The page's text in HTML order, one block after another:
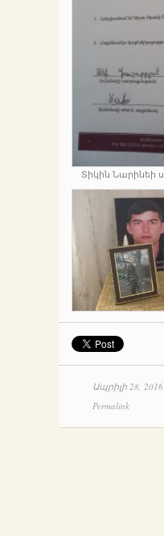
Տիկին
Ապրիլի 28, 2016
Permalink